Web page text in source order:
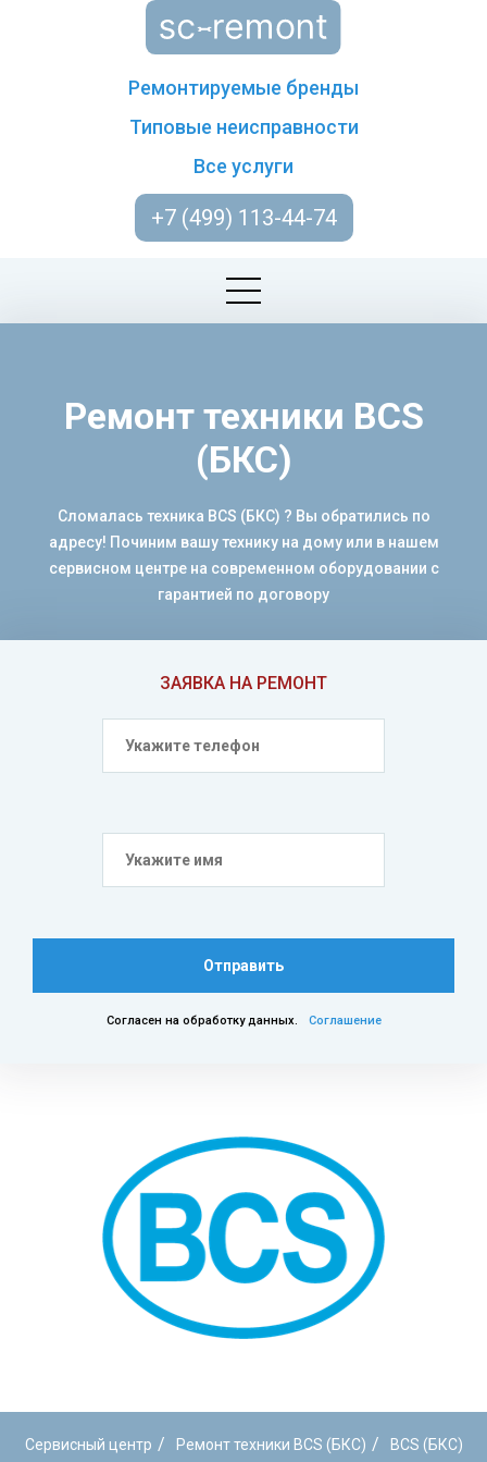
Ремонтируемые бренды
Типовые неисправности
Все услуги
+7 (499) 113-44-74
ЗАЯВКА НА РЕМОНТ
Отправить
Согласен на обработку данных. Соглашение
Ремонт техники BCS
(БКС)
Сломалась техника BCS (БКС) ? Вы обратились по
адресу! Починим вашу технику на дому или в нашем
сервисном центре на современном оборудовании с
гарантией по договору
Сервисный центр / Ремонт техники BCS (БКС) / BCS (БКС)